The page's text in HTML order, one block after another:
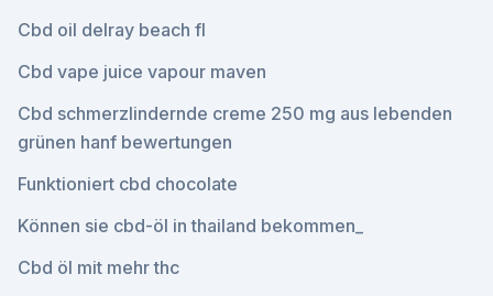
Cbd oil delray beach fl
Cbd vape juice vapour maven
Cbd schmerzlindernde creme 250 mg aus lebenden
grünen hanf bewertungen
Funktioniert cbd chocolate
Können sie cbd-öl in thailand bekommen_
Cbd öl mit mehr thc